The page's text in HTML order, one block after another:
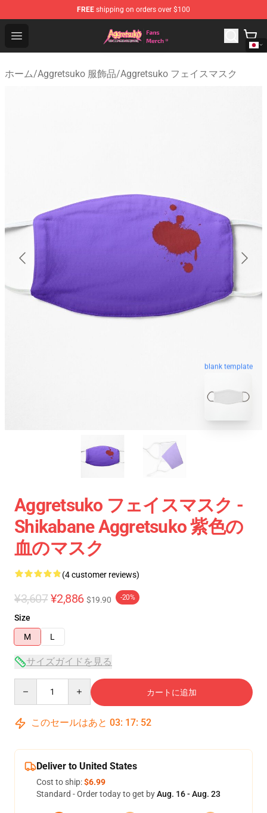
FREE shipping on orders over $100
Open menu
Aggretsuko Store - Official Aggretsuko Merchandise
ホーム/Aggretsuko 服飾品/Aggretsuko フェイスマスク
blank template
Aggretsuko フェイスマスク -
Shikabane Aggretsuko 紫色の
血のマスク
(4 customer reviews)
¥3,607 ¥2,886 $19.90 -20%
Size
M
L
サイズガイドを見る
カートに追加
このセールはあと 03: 17: 51
Deliver to United States
Cost to ship:$6.99
Standard - Order today to get byAug. 16 - Aug. 23